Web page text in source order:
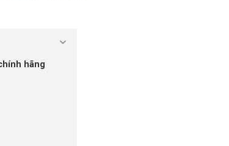
hãng